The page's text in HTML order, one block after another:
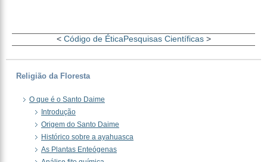
< Código de ÉticaPesquisas Científicas>
Religião da Floresta
O que é o Santo Daime
Introdução
Origem do Santo Daime
Histórico sobre a ayahuasca
As Plantas Enteógenas